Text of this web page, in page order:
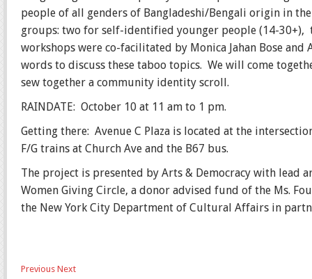
people of all genders of Bangladeshi/Bengali origin in
groups: two for self-identified younger people (14-
workshops were co-facilitated by Monica Jahan Bose
words to discuss these taboo topics. We will come
sew together a community identity scroll.
RAINDATE: October 10 at 11 am to 1 pm.
Getting there: Avenue C Plaza is located at the
F/G trains at Church Ave and the B67 bus.
The project is presented by Arts & Democracy with lead
Women Giving Circle, a donor advised fund of the Ms.
the New York City Department of Cultural Affairs in
Previous Next